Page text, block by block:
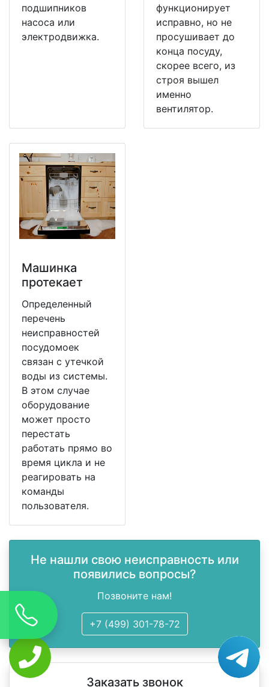
подшипников
насоса или
электродвижка.
функционирует
исправно, но не
просушивает до
конца посуду,
скорее всего, из
строя вышел
именно
вентилятор.
Машинка
протекает
Определенный
перечень
неисправностей
посудомоек
связан с утечкой
воды из системы.
В этом случае
оборудование
может просто
перестать
работать прямо во
время цикла и не
реагировать на
команды
пользователя.
Не нашли свою неисправность или
появились вопросы?
Позвоните нам!
+7 (499) 301-78-72
Заказать звонок